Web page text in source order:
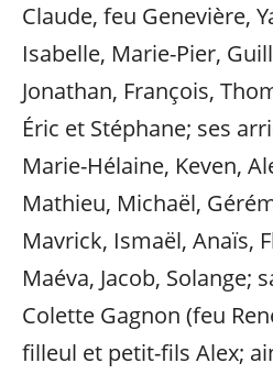
Claude, feu Genevière,
Isabelle, Marie-Pier,
Jonathan, François,
Éric et Stéphane; ses
Marie-Hélaine, Keven,
Mathieu, Michaël,
Mavrick, Ismaël, Anaïs,
Maéva, Jacob, Solange;
Colette Gagnon (feu
filleul et petit-fils Alex;